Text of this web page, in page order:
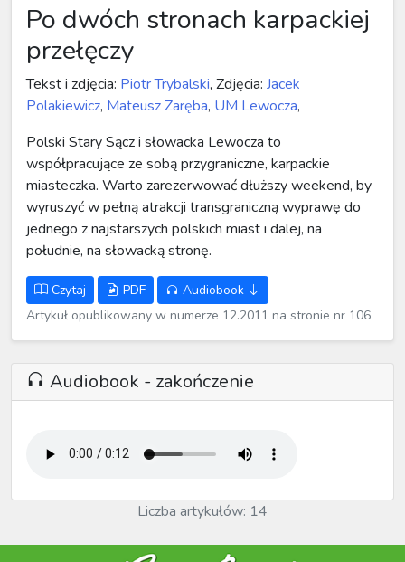
Po dwóch stronach karpackiej
przełęczy
Tekst i zdjęcia: Piotr Trybalski, Zdjęcia: Jacek
Polakiewicz, Mateusz Zaręba, UM Lewocza,
Polski Stary Sącz i słowacka Lewocza to
współpracujące ze sobą przygraniczne, karpackie
miasteczka. Warto zarezerwować dłuższy weekend, by
wyruszyć w pełną atrakcji transgraniczną wyprawę do
jednego z najstarszych polskich miast i dalej, na
południe, na słowacką stronę.
Czytaj PDF
Audiobook
Artykuł opublikowany w numerze 12.2011 na stronie nr 106
Audiobook - zakończenie
Liczba artykułów: 14